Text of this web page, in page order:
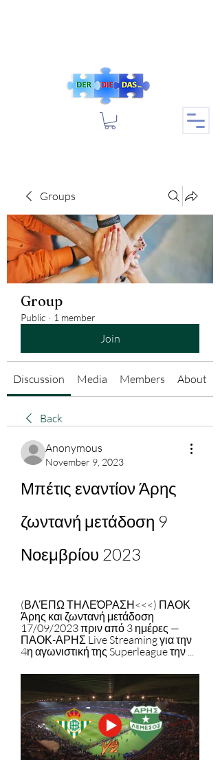
Groups
Group
Public · 1 member
Join
Discussion Media Members About
Back
Anonymous
November 9, 2023
Μπέτις εναντίον Άρης
ζωντανή μετάδοση 9
Νοεμβρίου 2023
(ΒΛΈΠΩ ΤΗΛΕΌΡΑΣΗ<<<) ΠΑΟΚ
Άρης και ζωντανή μετάδοση
17/09/2023 πριν από 3 ημέρες —
ΠΑΟΚ-ΑΡΗΣ Live Streaming για την
4η αγωνιστική της Superleague την ...